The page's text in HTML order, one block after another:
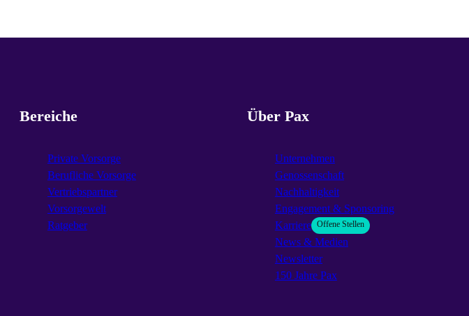
Bereiche
Private Vorsorge
Berufliche Vorsorge
Vertriebspartner
Vorsorgewelt
Ratgeber
Über Pax
Unternehmen
Genossenschaft
Nachhaltigkeit
Engagement & Sponsoring
Karriere Offene Stellen
News & Medien
Newsletter
150 Jahre Pax